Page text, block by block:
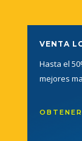
VENTA
Hasta el
mejores